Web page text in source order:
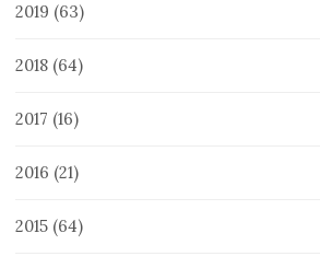
2019 (63)
2018 (64)
2017 (16)
2016 (21)
2015 (64)